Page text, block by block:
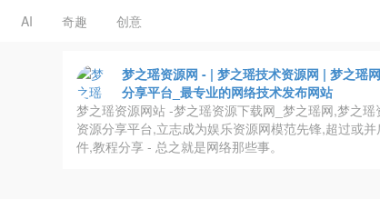
AI 奇趣 创意
梦之瑶资源网 - | 梦之瑶技术资源网 | 梦之瑶
分享平台_最专业的网络技术发布网站
梦之瑶资源网站 -梦之瑶资源下载网_梦之瑶网,梦之
资源分享平台,立志成为娱乐资源网模范先锋,超过或
件,教程分享 - 总之就是网络那些事。